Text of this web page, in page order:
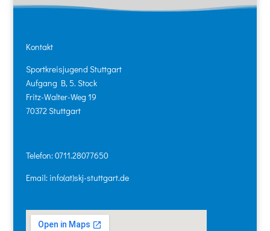
Kontakt
Sportkreisjugend Stuttgart
Aufgang B, 5. Stock
Fritz-Walter-Weg 19
70372 Stuttgart
Telefon: 0711.28077650
Email: info(at)skj-stuttgart.de